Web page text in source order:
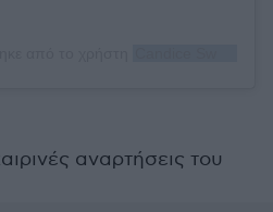
αναρτήσεις του